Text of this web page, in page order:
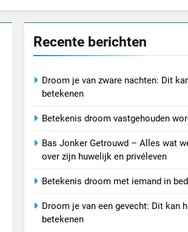
Recente berichten
Droom je van zware nachten: Dit
betekenen
Betekenis droom vastgehouden
Bas Jonker Getrouwd – Alles wat
over zijn huwelijk en privéleven
Betekenis droom met iemand in
Droom je van een gevecht: Dit kan
betekenen